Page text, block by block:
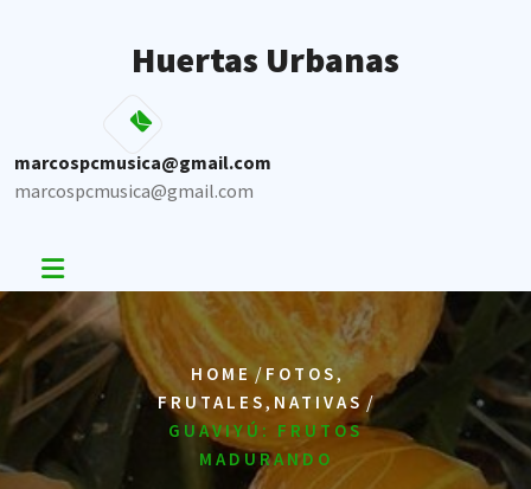
Huertas Urbanas
marcospcmusica@gmail.com
marcospcmusica@gmail.com
HOME/FOTOS,
FRUTALES, NATIVAS /
GUAVIYÚ: FRUTOS
MADURANDO